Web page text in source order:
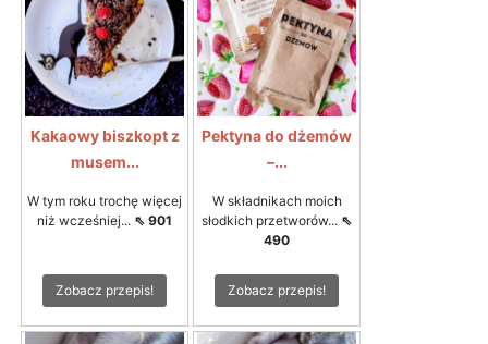
Kakaowy biszkopt z
musem...
W tym roku trochę więcej
niż wcześniej... ⇖ 901
Zobacz przepis!
Pektyna do dżemów
–...
W składnikach moich
słodkich przetworów... ⇖
490
Zobacz przepis!